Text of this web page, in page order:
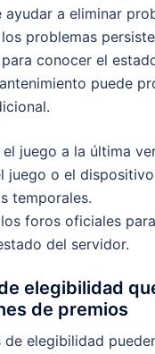
ayudar a eliminar
problemas
conocer el
puede
juego a la última
juego o el
temporales.
foros oficiales
del servidor.
elegibilidad
de premios
de elegibilidad